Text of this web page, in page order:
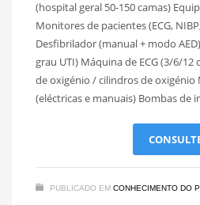
(hospital geral 50-150 camas)
Monitores de pacientes (ECG,
Desfibrilador (manual + modo
grau UTI) Máquina de ECG (3/6/
de oxigénio / cilindros de oxigénio
(eléctricas e manuais) Bombas de
PUBLICADO EM CONHECIMENTO DO